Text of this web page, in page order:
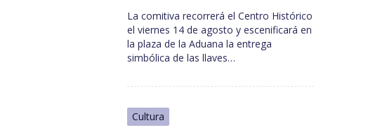
La comitiva recorrerá el Centro Histórico
el viernes 14 de agosto y escenificará en
la plaza de la Aduana la entrega
simbólica de las llaves…
Cultura